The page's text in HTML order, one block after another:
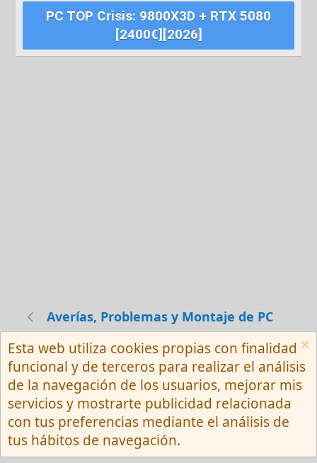
PC TOP Crisis: 9800X3D + RTX 5080
[2400€][2026]
Averías, Problemas y Montaje de PC
Español (Neutro) Tu
Contactarnos
Términos y reglas
Privacy policy
Ayuda
R
S
S
Community platform by XenForo ® © 2010-
2026 XenForo Ltd.
Esta web utiliza cookies propias con finalidad
funcional y de terceros para realizar el análisis
de la navegación de los usuarios, mejorar mis
servicios y mostrarte publicidad relacionada
con tus preferencias mediante el análisis de
tus hábitos de navegación.